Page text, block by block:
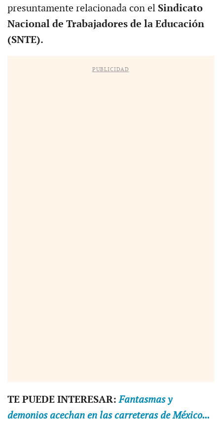
presuntamente relacionada con el Sindicato
Nacional de Trabajadores de la Educación
(SNTE).
PUBLICIDAD
TE PUEDE INTERESAR:Fantasmas y
demonios acechan en las carreteras de México...